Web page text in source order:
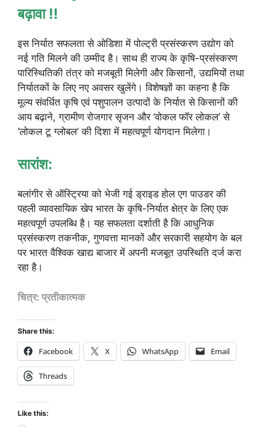
बढ़ावा !!
इस निर्यात सफलता से ओडिशा में पोल्ट्री प्रसंस्करण उद्योग को
नई गति मिलने की उम्मीद है। साथ ही राज्य के कृषि-प्रसंस्करण
पारिस्थितिकी तंत्र को मजबूती मिलेगी और किसानों, उद्यमियों तथा
निर्यातकों के लिए नए अवसर खुलेंगे। विशेषज्ञों का कहना है कि
मूल्य संवर्धित कृषि एवं पशुपालन उत्पादों के निर्यात से किसानों की
आय बढ़ाने, ग्रामीण रोजगार सृजन और ‘वोकल फॉर लोकल’ से
‘लोकल टू ग्लोबल’ की दिशा में महत्वपूर्ण योगदान मिलेगा।
सारांश:
बलांगीर से ऑस्ट्रिया को भेजी गई ड्राइड होल एग पाउडर की
पहली व्यावसायिक खेप भारत के कृषि-निर्यात क्षेत्र के लिए एक
महत्वपूर्ण उपलब्धि है। यह सफलता दर्शाती है कि आधुनिक
प्रसंस्करण तकनीक, गुणवत्ता मानकों और सरकारी सहयोग के बल
पर भारत वैश्विक खाद्य बाजार में अपनी मजबूत उपस्थिति दर्ज करा
रहा है।
चित्र: प्रतीकात्मक
Share this:
Facebook X WhatsApp Email
Threads
Like this: